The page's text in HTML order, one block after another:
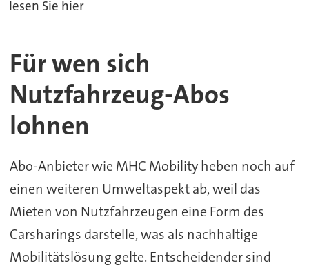
lesen Sie hier
Für wen sich
Nutzfahrzeug-Abos
lohnen
Abo-Anbieter wie MHC Mobility heben noch auf
einen weiteren Umweltaspekt ab, weil das
Mieten von Nutzfahrzeugen eine Form des
Carsharings darstelle, was als nachhaltige
Mobilitätslösung gelte. Entscheidender sind